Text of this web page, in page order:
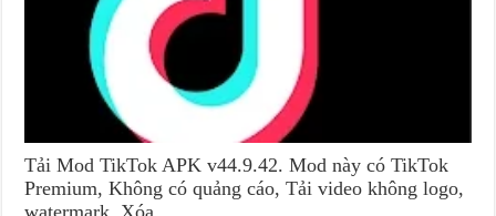
Tải Mod TikTok APK v44.9.42. Mod này có TikTok
Premium, Không có quảng cáo, Tải video không logo,